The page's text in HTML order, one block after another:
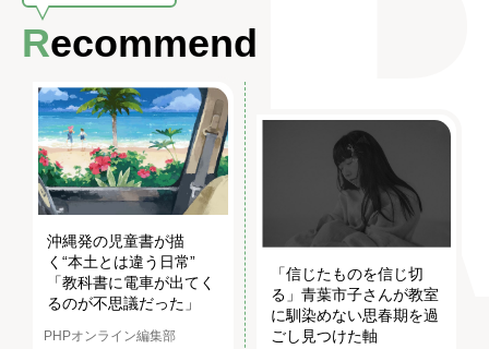
Recommend
沖縄発の児童書が描
く“本土とは違う日常”
「教科書に電車が出てく
るのが不思議だった」
PHPオンライン編集部
「信じたものを信じ切
る」青葉市子さんが教室
に馴染めない思春期を過
ごし見つけた軸